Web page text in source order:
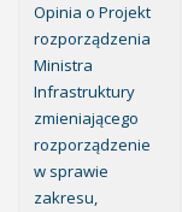
Opinia o Projekt
rozporządzenia
Ministra
Infrastruktury
zmieniającego
rozporządzenie
w sprawie
zakresu,